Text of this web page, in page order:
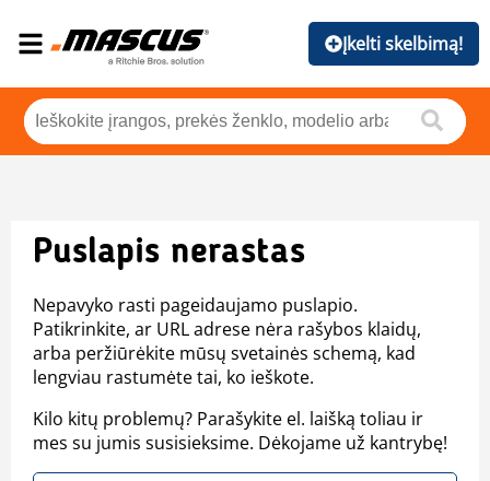
Įkelti skelbimą!
Puslapis nerastas
Nepavyko rasti pageidaujamo puslapio.
Patikrinkite, ar URL adrese nėra rašybos klaidų,
arba peržiūrėkite mūsų svetainės schemą, kad
lengviau rastumėte tai, ko ieškote.
Kilo kitų problemų? Parašykite el. laišką toliau ir
mes su jumis susisieksime. Dėkojame už kantrybę!